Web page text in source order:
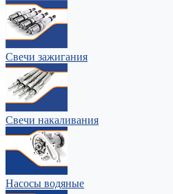
Свечи зажигания
Свечи накаливания
Насосы водяные